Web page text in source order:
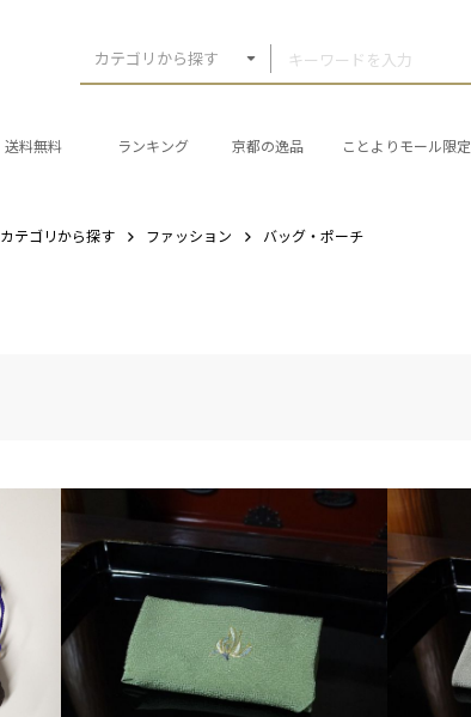
カテゴリから探す
送料無料 ランキング 京都の逸品 ことよりモール限定
カテゴリから探す ファッション バッグ・ポーチ